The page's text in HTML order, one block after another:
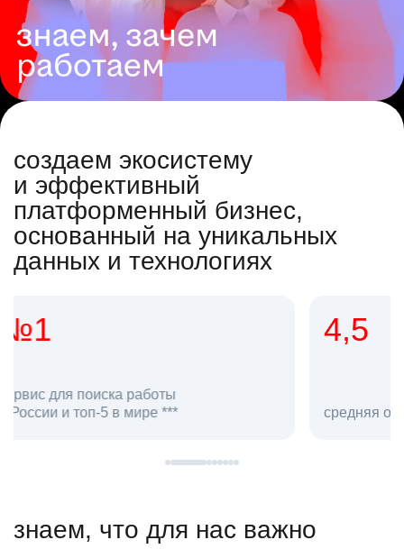
создаем экосистему
и эффективный
платформенный бизнес,
основанный на уникальных
данных и технологиях
4,5
средняя оценка hh.ru как работодателя **
в hh.ru
знаем, что для нас важно